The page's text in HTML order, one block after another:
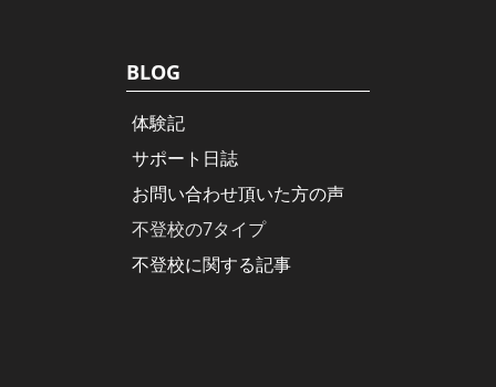
BLOG
体験記
サポート日誌
お問い合わせ頂いた方の声
不登校の7タイプ
不登校に関する記事